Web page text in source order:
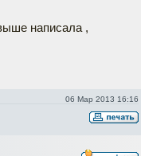
написала ,
06 Мар 2013 16:16